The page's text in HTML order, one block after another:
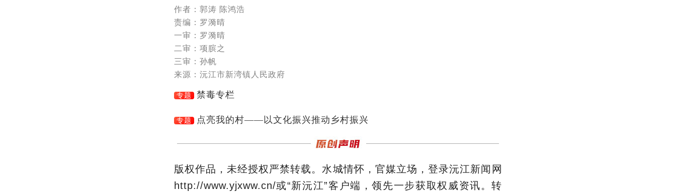
作者：郭涛 陈鸿浩
责编：罗漪晴
一审：罗漪晴
二审：项膑之
三审：孙帆
来源：沅江市新湾镇人民政府
专题 禁毒专栏
专题 点亮我的村——以文化振兴推动乡村振兴
版权作品，未经授权严禁转载。水城情怀，官媒立场，登录沅江新闻网
http://www.yjxww.cn/或“新沅江”客户端，领先一步获取权威资讯。转